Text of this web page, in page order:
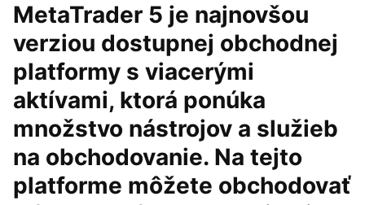
MetaTrader 5 je najnovšou
verziou dostupnej obchodnej
platformy s viacerými
aktívami, ktorá ponúka
množstvo nástrojov a služieb
na obchodovanie. Na tejto
platforme môžete obchodovať